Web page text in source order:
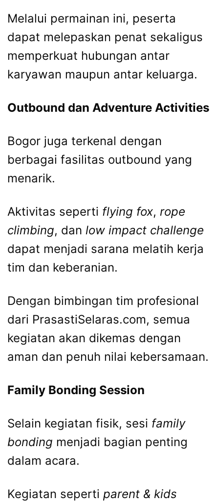
Melalui permainan ini, peserta
dapat melepaskan penat sekaligus
memperkuat hubungan antar
karyawan maupun antar keluarga.
Outbound dan Adventure Activities
Bogor juga terkenal dengan
berbagai fasilitas outbound yang
menarik.
Aktivitas seperti flying fox, rope
climbing, dan low impact challenge
dapat menjadi sarana melatih kerja
tim dan keberanian.
Dengan bimbingan tim profesional
dari PrasastiSelaras.com, semua
kegiatan akan dikemas dengan
aman dan penuh nilai kebersamaan.
Family Bonding Session
Selain kegiatan fisik, sesi family
bonding menjadi bagian penting
dalam acara.
Kegiatan seperti parent & kids